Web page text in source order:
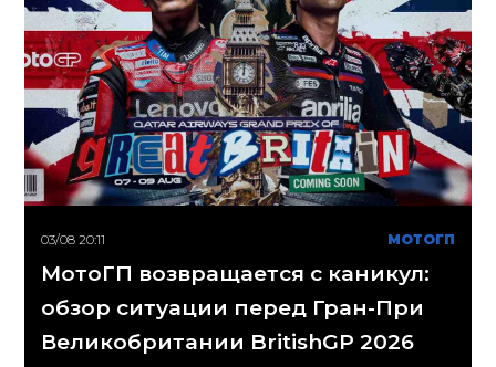
03/08 20:11 МОТОГП
МотоГП возвращается с каникул:
обзор ситуации перед Гран-При
Великобритании BritishGP 2026